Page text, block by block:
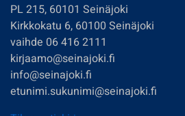
PL 215, 60101 Seinäjoki
Kirkkokatu 6, 60100 Seinäjoki
vaihde 06 416 2111
kirjaamo@seinajoki.fi
info@seinajoki.fi
etunimi.sukunimi@seinajoki.fi